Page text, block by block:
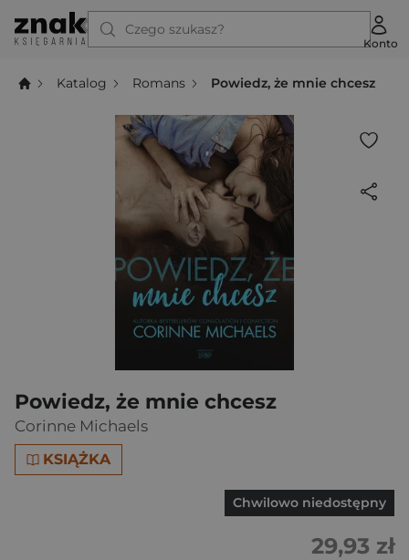
Czego szukasz?
Konto
Katalog Romans Powiedz, że mnie chcesz
Powiedz, że mnie chcesz
Corinne Michaels
KSIĄŻKA
Chwilowo niedostępny
29,93 zł